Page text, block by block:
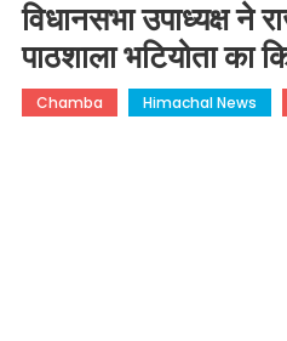
विधानसभा उपाध्यक्ष ने
पाठशाला भटियोता का
Chamba Himachal News